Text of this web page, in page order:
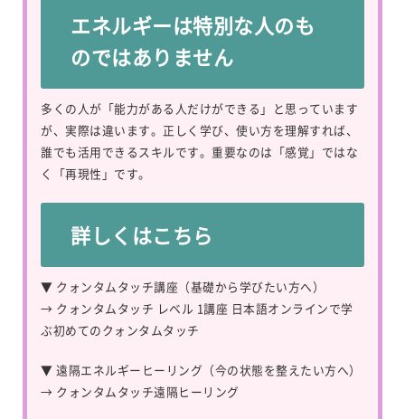
エネルギーは特別な人のも
のではありません
多くの人が「能力がある人だけができる」と思っています
が、実際は違います。正しく学び、使い方を理解すれば、
誰でも活用できるスキルです。重要なのは「感覚」ではな
く「再現性」です。
詳しくはこちら
▼ クォンタムタッチ講座（基礎から学びたい方へ）
→ クォンタムタッチ レベル 1講座 日本語オンラインで学
ぶ初めてのクォンタムタッチ
▼ 遠隔エネルギーヒーリング（今の状態を整えたい方へ）
→ クォンタムタッチ遠隔ヒーリング